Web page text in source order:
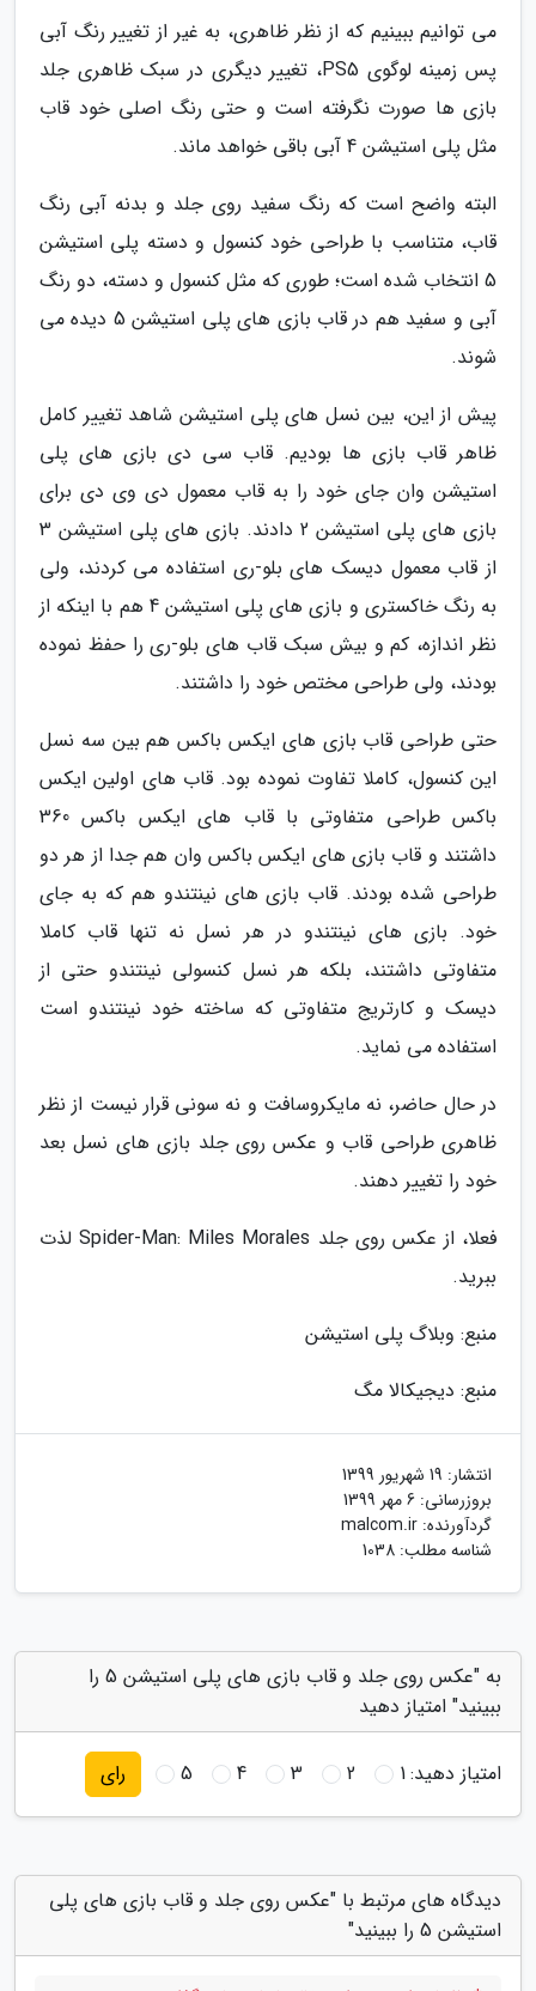
می توانیم ببینیم که از نظر ظاهری، به غیر از تغییر رنگ آبی
پس زمینه لوگوی PS5، تغییر دیگری در سبک ظاهری جلد
بازی ها صورت نگرفته است و حتی رنگ اصلی خود قاب
مثل پلی استیشن 4 آبی باقی خواهد ماند.
البته واضح است که رنگ سفید روی جلد و بدنه آبی رنگ
قاب، متناسب با طراحی خود کنسول و دسته پلی استیشن
5 انتخاب شده است؛ طوری که مثل کنسول و دسته، دو رنگ
آبی و سفید هم در قاب بازی های پلی استیشن 5 دیده می
شوند.
پیش از این، بین نسل های پلی استیشن شاهد تغییر کامل
ظاهر قاب بازی ها بودیم. قاب سی دی بازی های پلی
استیشن وان جای خود را به قاب معمول دی وی دی برای
بازی های پلی استیشن 2 دادند. بازی های پلی استیشن 3
از قاب معمول دیسک های بلو-ری استفاده می کردند، ولی
به رنگ خاکستری و بازی های پلی استیشن 4 هم با اینکه از
نظر اندازه، کم و بیش سبک قاب های بلو-ری را حفظ نموده
بودند، ولی طراحی مختص خود را داشتند.
حتی طراحی قاب بازی های ایکس باکس هم بین سه نسل
این کنسول، کاملا تفاوت نموده بود. قاب های اولین ایکس
باکس طراحی متفاوتی با قاب های ایکس باکس 360
داشتند و قاب بازی های ایکس باکس وان هم جدا از هر دو
طراحی شده بودند. قاب بازی های نینتندو هم که به جای
خود. بازی های نینتندو در هر نسل نه تنها قاب کاملا
متفاوتی داشتند، بلکه هر نسل کنسولی نینتندو حتی از
دیسک و کارتریج متفاوتی که ساخته خود نینتندو است
استفاده می نماید.
در حال حاضر، نه مایکروسافت و نه سونی قرار نیست از نظر
ظاهری طراحی قاب و عکس روی جلد بازی های نسل بعد
خود را تغییر دهند.
فعلا، از عکس روی جلد Spider-Man: Miles Morales لذت
ببرید.
منبع: وبلاگ پلی استیشن
منبع: دیجیکالا مگ
انتشار: 19 شهریور 1399
بروزرسانی: 6 مهر 1399
گردآورنده: malcom.ir
شناسه مطلب: 1038
به "عکس روی جلد و قاب بازی های پلی استیشن 5 را
ببینید" امتیاز دهید
امتیاز دهید:1
2
3
4
5 رای
دیدگاه های مرتبط با "عکس روی جلد و قاب بازی های پلی
استیشن 5 را ببینید"